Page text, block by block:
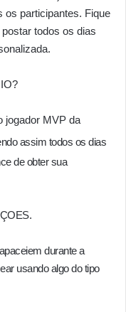
os participantes. Fique
todos os dias
jogador MVP da
assim todos os dias
de obter sua
durante a
usando algo do tipo